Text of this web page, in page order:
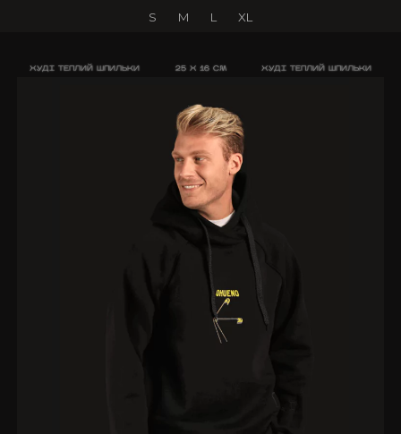
S
M L XL
ХУДІ ТЕПЛИЙ ШПИЛЬКИ 25 X 16 CM ХУДІ ТЕПЛИЙ ШПИЛЬКИ